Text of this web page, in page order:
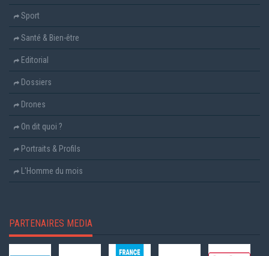
Sport
Santé & Bien-être
Editorial
Dossiers
Drones
On dit quoi ?
Portraits & Profils
L'Homme du mois
PARTENAIRES MEDIA